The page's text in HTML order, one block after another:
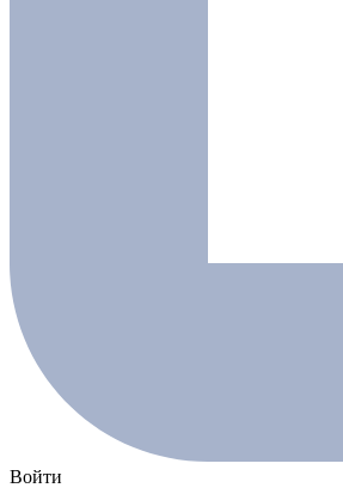
Войти